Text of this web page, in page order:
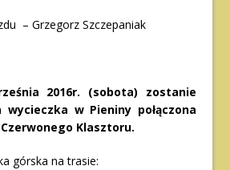
– Grzegorz Szczepaniak
2016r. (sobota) zostanie
wycieczka w Pieniny połączona
Klasztoru.
górska na trasie: